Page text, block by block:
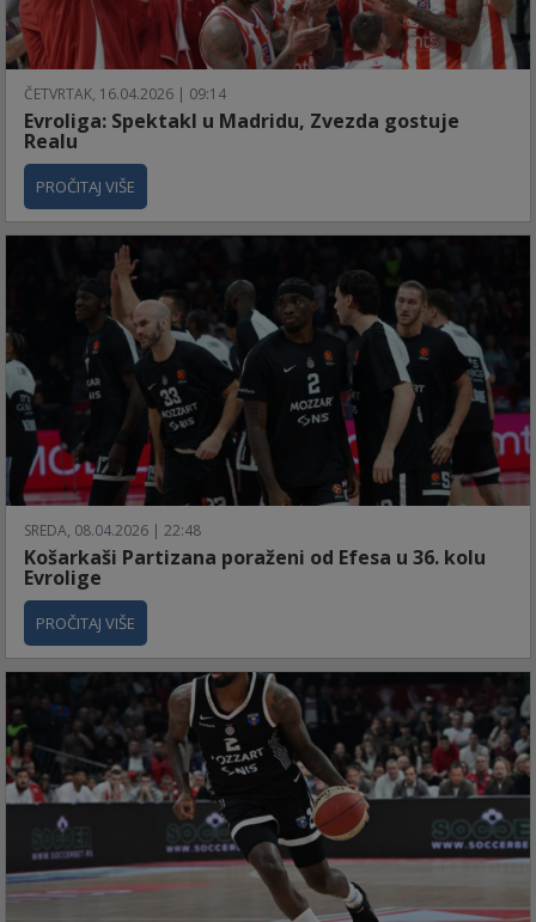
ČETVRTAK, 16.04.2026 | 09:14
Evroliga: Spektakl u Madridu, Zvezda gostuje
Realu
PROČITAJ VIŠE
SREDA, 08.04.2026 | 22:48
Košarkaši Partizana poraženi od Efesa u 36. kolu
Evrolige
PROČITAJ VIŠE